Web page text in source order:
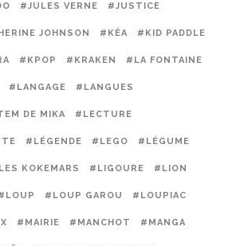
#JULES VERNE #JUSTICE
JOHNSON #KÉA #KID PADDLE
#KPOP #KRAKEN #LA FONTAINE
#LANGAGE #LANGUES
DE MIKA #LECTURE
#LÉGENDE #LEGO #LÉGUME
KOKEMARS #LIGOURE #LION
#LOUP GAROU #LOUPIAC
#MAIRIE #MANCHOT #MANGA